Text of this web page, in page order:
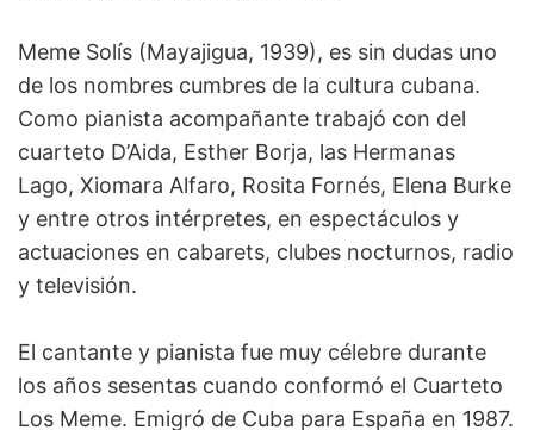
Meme Solís (Mayajigua, 1939), es sin dudas uno
de los nombres cumbres de la cultura cubana.
Como pianista acompañante trabajó con del
cuarteto D’Aida, Esther Borja, las Hermanas
Lago, Xiomara Alfaro, Rosita Fornés, Elena Burke
y entre otros intérpretes, en espectáculos y
actuaciones en cabarets, clubes nocturnos, radio
y televisión.
El cantante y pianista fue muy célebre durante
los años sesentas cuando conformó el Cuarteto
Los Meme. Emigró de Cuba para España en 1987.